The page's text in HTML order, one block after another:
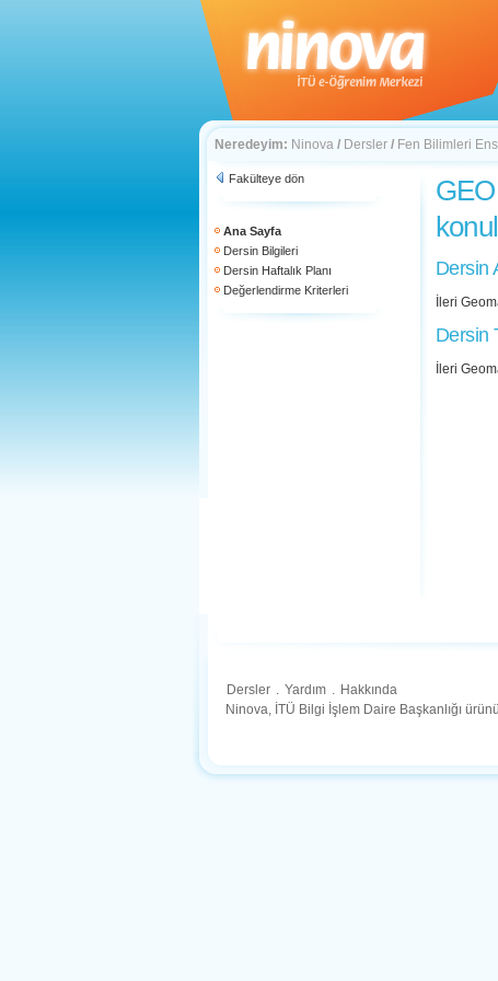
Neredeyim: Ninova / Dersler / Fen Bilimleri
Fakülteye dön
Ana Sayfa
Dersin Bilgileri
Dersin Haftalık Planı
Değerlendirme Kriterleri
Dersin
İleri
Dersin
İleri
Dersler . Yardım . Hakkında
Ninova, İTÜ Bilgi İşlem Daire Başkanlığı